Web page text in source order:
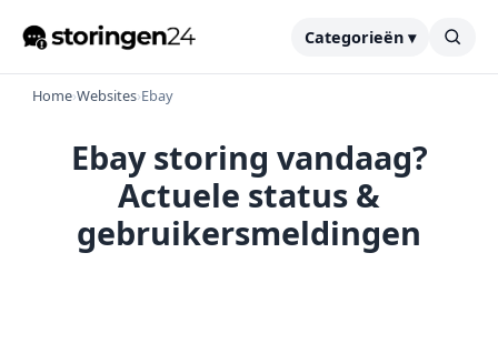
Categorieën ▾
Home›Websites›Ebay
Ebay storing vandaag?
Actuele status &
gebruikersmeldingen